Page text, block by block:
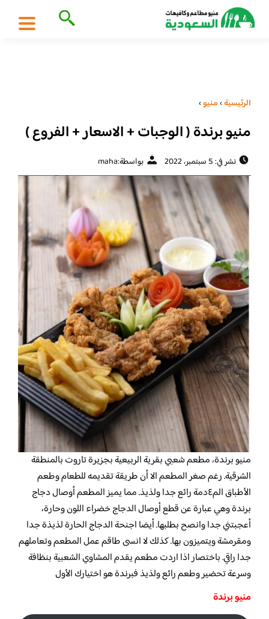
الرئيسية›منيو›
منيو برندة ( الوجبات + الاسعار + الفروع )
نشر في: 5 سبتمبر، 2022 بواسطة:maha
منيو برندة،مطعم شعبي بقرية الربيعية بجزيرة تاروت بالمنطقة
الشرقية. رغم صغر المطعم الا أن طريقة تقديمه للطعام وطعم
الأطباق الم٤دمة رائع جدا ولذيذ. مما يميز المطعم أوصال دجاج
برندة وهي عبارة عن قطع أوصال الدجاج خضراء اللون وحارة،
أعجبتني جدا وانصح بطلبها. أيضا اجنحة الدجاج الحارة لذيذة جدا
ومقرمشة ويتميزون بها. كذلك لا انسى طاقم عمل المطعم وتعاملهم
جدا راقي. باختصار اذا اردت مطعم يقدم المشاوي الشعبية بنظافة
وسرعة تحضير وطعم رائع ولذيذ فبرندة هو اختيارك الأول
منيو برندة